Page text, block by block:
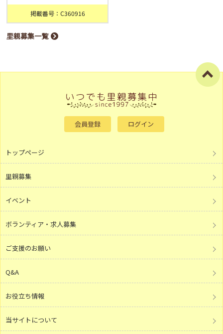
掲載番号：C360916
里親募集一覧
会員登録 ログイン
トップページ
里親募集
イベント
ボランティア・求人募集
ご支援のお願い
Q&A
お役立ち情報
当サイトについて